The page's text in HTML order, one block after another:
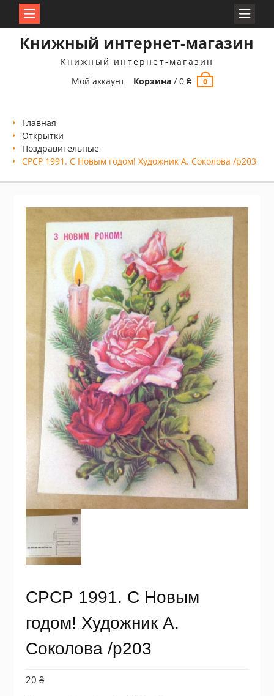
Книжный интернет-магазин
Книжный интернет-магазин
Мой аккаунт
Корзина /0₴ 0
Главная
Открытки
Поздравительные
СРСР 1991. С Новым годом! Художник А. Соколова /р203
СРСР 1991. С Новым
годом! Художник А.
Соколова /р203
20 ₴